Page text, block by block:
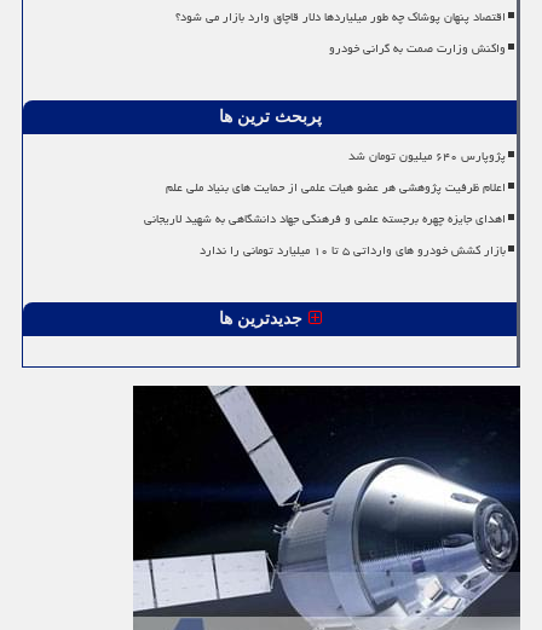
اقتصاد پنهان پوشاک چه طور میلیاردها دلار قاچاق وارد بازار می شود؟
واکنش وزارت صمت به گرانی خودرو
پربحث ترین ها
پژوپارس ۶۴۰ میلیون تومان شد
اعلام ظرفیت پژوهشی هر عضو هیات علمی از حمایت های بنیاد ملی علم
اهدای جایزه چهره برجسته علمی و فرهنگی جهاد دانشگاهی به شهید لاریجانی
بازار کشش خودرو های وارداتی ۵ تا ۱۰ میلیارد تومانی را ندارد
جدیدترین ها